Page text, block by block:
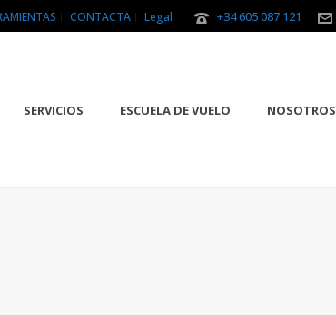
CONTACTA Legal +34 605 087 121
SERVICIOS ESCUELA DE VUELO NOSOTROS